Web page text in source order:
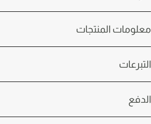
معلومات المنتجات
التبرعات
الدفع